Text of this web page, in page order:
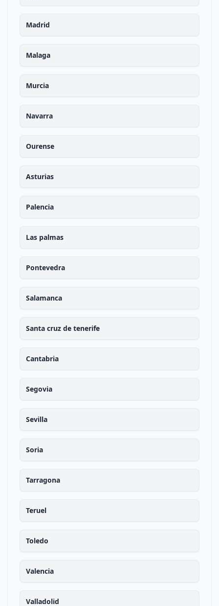
Madrid
Malaga
Murcia
Navarra
Ourense
Asturias
Palencia
Las palmas
Pontevedra
Salamanca
Santa cruz de tenerife
Cantabria
Segovia
Sevilla
Soria
Tarragona
Teruel
Toledo
Valencia
Valladolid